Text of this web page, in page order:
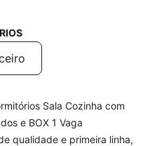
Sala Cozinha com
e BOX 1 Vaga
qualidade e primeira linha,